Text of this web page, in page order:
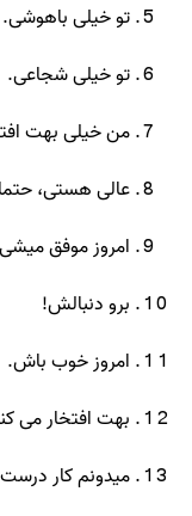
تو خیلی باهوشی.
تو خیلی شجاعی.
من خیلی بهت
عالی هستی،
امروز موفق
برو دنبالش!
امروز خوب باش.
بهت افتخار می
میدونم کار